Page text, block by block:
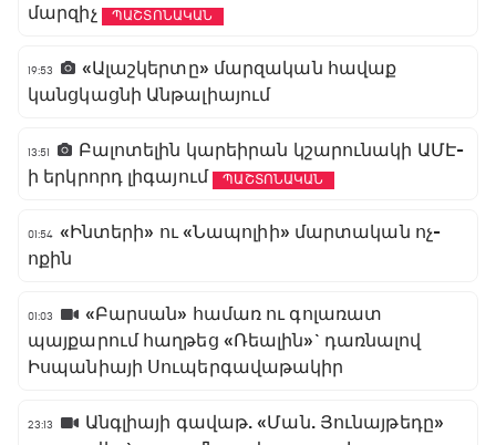
մարզիչ
ՊԱՇՏՈՆԱԿԱՆ
19:53
«Ալաշկերտը» մարզական հավաք
կանցկացնի Անթալիայում
13:51
Բալոտելին կարեիրան կշարունակի ԱՄԷ-
ի երկրորդ լիգայում
ՊԱՇՏՈՆԱԿԱՆ
01:54 «Ինտերի» ու «Նապոլիի» մարտական ոչ-
ոքին
01:03
«Բարսան» համառ ու գոլառատ
պայքարում հաղթեց «Ռեալին»` դառնալով
Իսպանիայի Սուպերգավաթակիր
23:13
Անգլիայի գավաթ. «Ման. Յունայթեդը»